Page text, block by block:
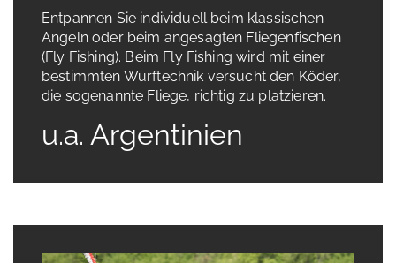
Entpannen Sie individuell beim klassischen
Angeln oder beim angesagten Fliegenfischen
(Fly Fishing). Beim Fly Fishing wird mit einer
bestimmten Wurftechnik versucht den Köder,
die sogenannte Fliege, richtig zu platzieren.
u.a. Argentinien